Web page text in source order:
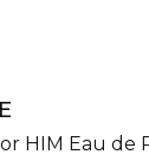
HIM Eau de